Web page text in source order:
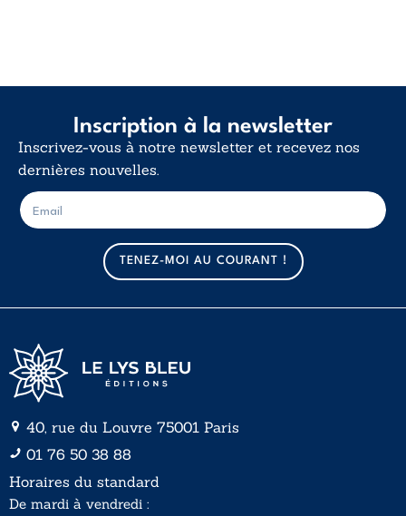
Inscription à la newsletter
Inscrivez-vous à notre newsletter et recevez nos
dernières nouvelles.
m
a
i
l
E
-
m
TENEZ-MOI AU COURANT !
40, rue du Louvre 75001 Paris
01 76 50 38 88
Horaires du standard
De mardi à vendredi :